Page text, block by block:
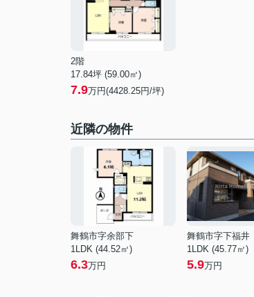
2階
17.84坪 (59.00㎡)
7.9万円(4428.25円/坪)
近隣の物件
舞鶴市字余部下
1LDK (44.52㎡)
6.3万円
舞鶴市字下福井
1LDK (45.77㎡)
5.9万円